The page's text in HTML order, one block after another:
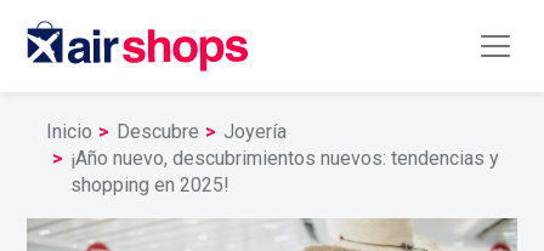
Inicio Descubre
Joyería
¡Año nuevo, descubrimientos nuevos: tendencias y
shopping en 2025!